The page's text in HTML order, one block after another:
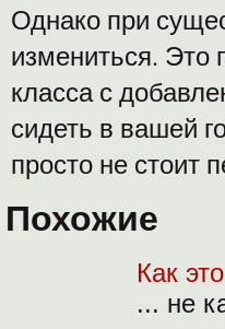
Однако при
измениться. Это
класса с
сидеть в вашей
просто не стоит
Похожие
Как
... не